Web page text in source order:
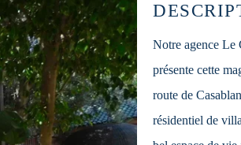
Notre agence Le
présente cette
route de
résidentiel de